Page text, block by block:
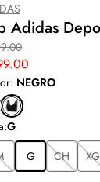
Adidas
.00
.00
:G
G CH XG
: NEGRO